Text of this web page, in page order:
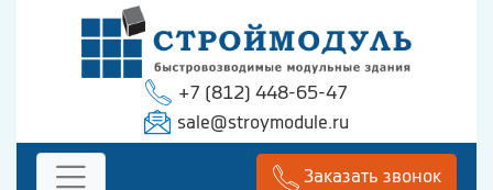
+7 (812) 448-65-47
sale@stroymodule.ru
Заказать звонок